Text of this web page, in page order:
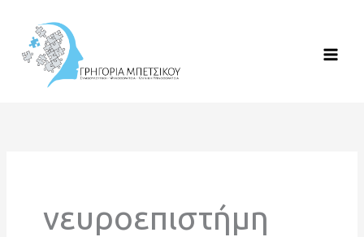
περιεχόμενο
νευροεπιστήμη